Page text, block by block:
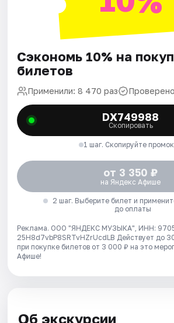
Сэкономь 10% на
билетов
Применили: 8 470 раз
DX749988
Скопировать
1 шаг. Скопируйте
от 3 350 ₽
на Яндекс Афише
2 шаг. Выберите билет и
до оплаты
Реклама. ООО "ЯНДЕКС МУЗЫКА", ИНН:
25H8d7vbP8SRTvHZrUcdLB Действует до
при покупке билетов от 3 000 ₽ на это
Афише!
Об экскурсии